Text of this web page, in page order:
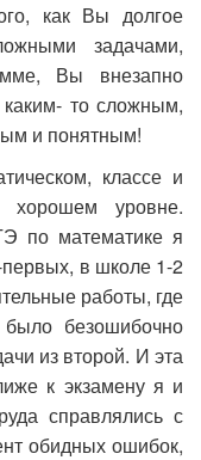
как Вы долгое
задачами,
Вы внезапно
каким- то сложным,
и понятным!
классе и
уровне.
по математике я
первых, в школе 1-2
работы, где
безошибочно
из второй. И эта
к экзамену я и
справлялись с
обидных ошибок,